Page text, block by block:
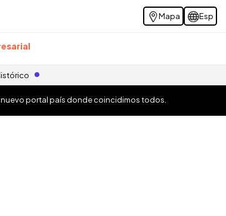
Mapa Esp
nuevo portal país donde coincidimos todos.